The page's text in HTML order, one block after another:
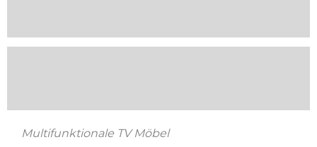
Multifunktionale TV Möbel